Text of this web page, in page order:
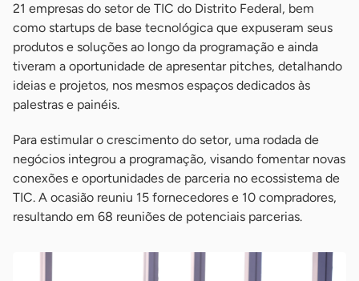
21 empresas do setor de TIC do Distrito Federal, bem
como startups de base tecnológica que expuseram seus
produtos e soluções ao longo da programação e ainda
tiveram a oportunidade de apresentar pitches, detalhando
ideias e projetos, nos mesmos espaços dedicados às
palestras e painéis.
Para estimular o crescimento do setor, uma rodada de
negócios integrou a programação, visando fomentar novas
conexões e oportunidades de parceria no ecossistema de
TIC. A ocasião reuniu 15 fornecedores e 10 compradores,
resultando em 68 reuniões de potenciais parcerias.